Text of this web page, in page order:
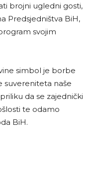
brojni ugledni gosti,
Predsjedništva BiH,
svojim
simbol je borbe
suvereniteta naše
da se zajednički
te odamo
BiH.